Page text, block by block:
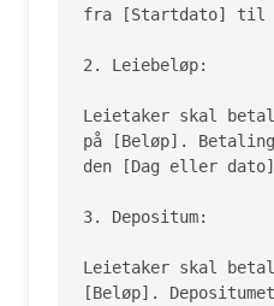
fra [Startdato] til
2. Leiebeløp:
Leietaker skal
på [Beløp].
den [Dag eller dato]
3. Depositum:
Leietaker skal
[Beløp].